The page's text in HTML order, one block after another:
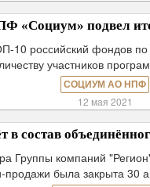
«Социум» подвел
10 российский фондов
участников
СОЦИУМ АО НПФ
12 мая 2021
состав
Группы компаний
продажи была закрыта 30